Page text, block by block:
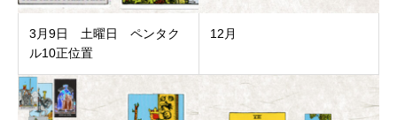
3月9日 土曜日 ペンタク
ル10正位置
12月